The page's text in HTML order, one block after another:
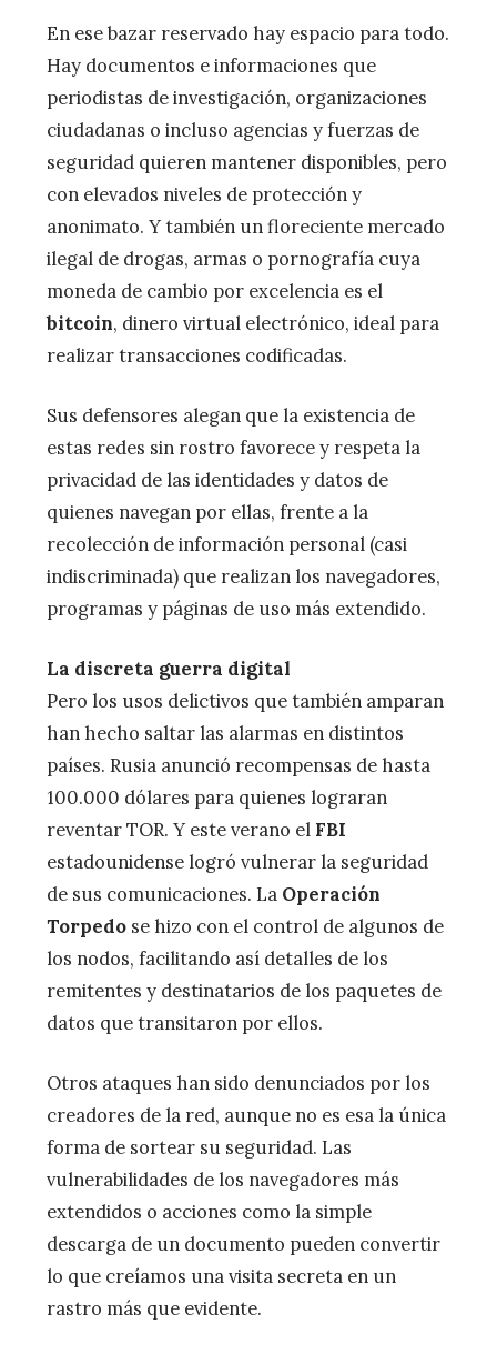
En ese bazar reservado hay espacio para todo.
Hay documentos e informaciones que
periodistas de investigación, organizaciones
ciudadanas o incluso agencias y fuerzas de
seguridad quieren mantener disponibles, pero
con elevados niveles de protección y
anonimato. Y también un floreciente mercado
ilegal de drogas, armas o pornografía cuya
moneda de cambio por excelencia es el
bitcoin, dinero virtual electrónico, ideal para
realizar transacciones codificadas.
Sus defensores alegan que la existencia de
estas redes sin rostro favorece y respeta la
privacidad de las identidades y datos de
quienes navegan por ellas, frente a la
recolección de información personal (casi
indiscriminada) que realizan los navegadores,
programas y páginas de uso más extendido.
La discreta guerra digital
Pero los usos delictivos que también amparan
han hecho saltar las alarmas en distintos
países. Rusia anunció recompensas de hasta
100.000 dólares para quienes lograran
reventar TOR. Y este verano el FBI
estadounidense logró vulnerar la seguridad
de sus comunicaciones. La Operación
Torpedo se hizo con el control de algunos de
los nodos, facilitando así detalles de los
remitentes y destinatarios de los paquetes de
datos que transitaron por ellos.
Otros ataques han sido denunciados por los
creadores de la red, aunque no es esa la única
forma de sortear su seguridad. Las
vulnerabilidades de los navegadores más
extendidos o acciones como la simple
descarga de un documento pueden convertir
lo que creíamos una visita secreta en un
rastro más que evidente.